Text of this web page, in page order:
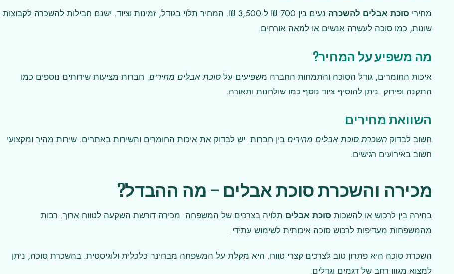
מחירי סוכת אבלים להשכרה
נעים בין 700 ₪ ל-3,500 ₪. המחיר תלוי בגודל, זמינות וציוד. ישנם חבילות להשכרה לקבוצות
שונות, כמו סוכה לעשרה אנשים או למאה אורחים.
מה משפיע על המחיר?
איכות החומרים, גודל הסוכה והתמחות החברה משפיעים על סוכת אבלים מחירים. חברות מציעות שירותים נוספים כמו
התקנה ופירוק. ניתן להוסיף ציוד נוסף כמו שולחנות ותאורה.
השוואת מחירים
חשוב לבדוק השכרת סוכת אבלים מחיריםבין חברות. יש לבדוק את איכות החומרים והשירות באתרים. שירות מהיר ומקצועי
חשוב באירועים רגישים.
מכירה והשכרת סוכת אבלים – מה ההבדל?
בחירה בין לרכוש או להשכות סוכת אבלים תלויה בצרכים של המשפחה. מכירה דורשת השקעה לטווח ארוך. רבות
מהמשפחות מעדיפות לרכוש סוכה איכותית לשימוש עתידי.
השכרת סוכה היא פתרון טוב לצרכים קצרי טווח. היא מקלת על המשפחה מבחינה כלכלית ולוגיסטית. בהשכרת סוכה, ניתן
למצוא מגוון רחב של דגמים וגדלים.